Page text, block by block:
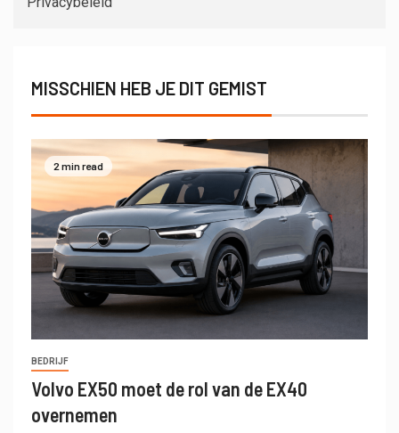
MISSCHIEN HEB JE DIT GEMIST
2 min read
BEDRIJF
Volvo EX50 moet de rol van de EX40
overnemen